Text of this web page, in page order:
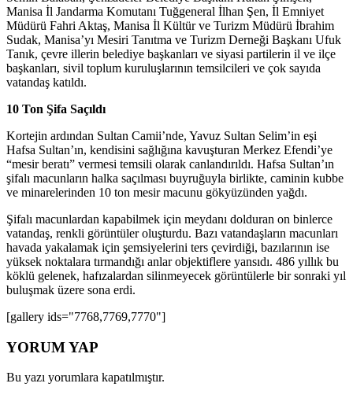
Manisa İl Jandarma Komutanı Tuğgeneral İlhan Şen, İl Emniyet
Müdürü Fahri Aktaş, Manisa İl Kültür ve Turizm Müdürü İbrahim
Sudak, Manisa’yı Mesiri Tanıtma ve Turizm Derneği Başkanı Ufuk
Tanık, çevre illerin belediye başkanları ve siyasi partilerin il ve ilçe
başkanları, sivil toplum kuruluşlarının temsilcileri ve çok sayıda
vatandaş katıldı.
10 Ton Şifa Saçıldı
Kortejin ardından Sultan Camii’nde, Yavuz Sultan Selim’in eşi
Hafsa Sultan’ın, kendisini sağlığına kavuşturan Merkez Efendi’ye
“mesir beratı” vermesi temsili olarak canlandırıldı. Hafsa Sultan’ın
şifalı macunların halka saçılması buyruğuyla birlikte, caminin kubbe
ve minarelerinden 10 ton mesir macunu gökyüzünden yağdı.
Şifalı macunlardan kapabilmek için meydanı dolduran on binlerce
vatandaş, renkli görüntüler oluşturdu. Bazı vatandaşların macunları
havada yakalamak için şemsiyelerini ters çevirdiği, bazılarının ise
yüksek noktalara tırmandığı anlar objektiflere yansıdı. 486 yıllık bu
köklü gelenek, hafızalardan silinmeyecek görüntülerle bir sonraki yıl
buluşmak üzere sona erdi.
[gallery ids="7768,7769,7770"]
YORUM YAP
Bu yazı yorumlara kapatılmıştır.